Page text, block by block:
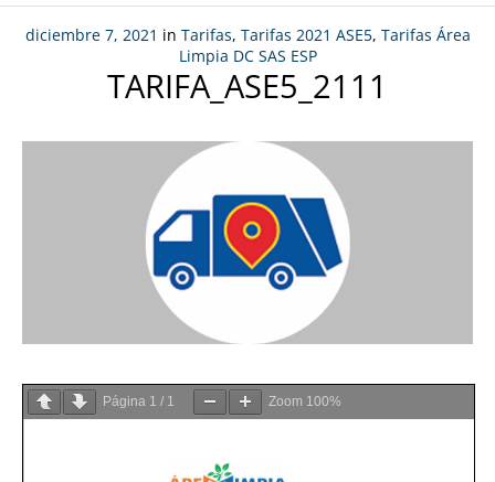
diciembre 7, 2021 in Tarifas, Tarifas 2021 ASE5, Tarifas Área
Limpia DC SAS ESP
TARIFA_ASE5_2111
Página 1 / 1 Zoom 100%